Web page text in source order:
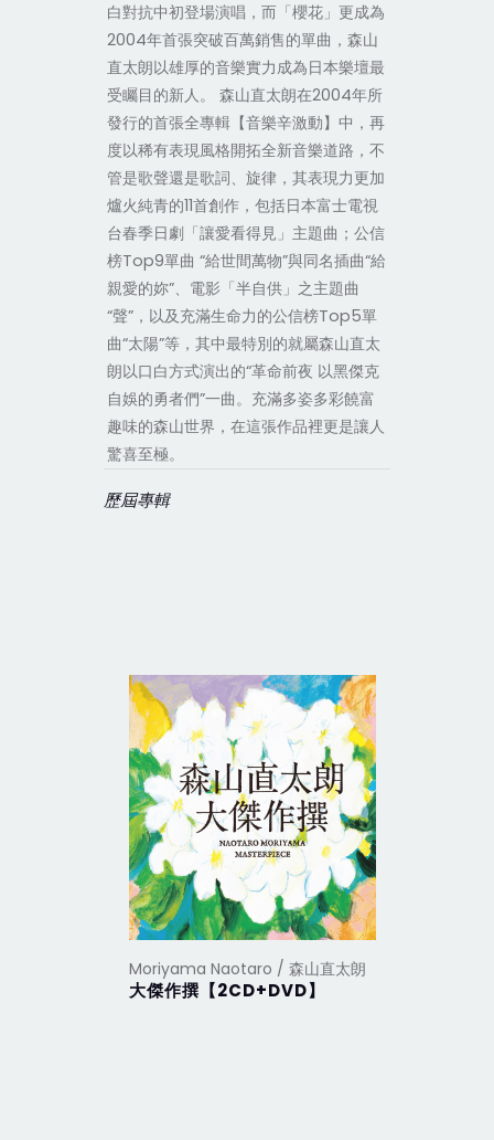
白對抗中初登場演唱，而「櫻花」更成為
2004年首張突破百萬銷售的單曲，森山
直太朗以雄厚的音樂實力成為日本樂壇最
受矚目的新人。 森山直太朗在2004年所
發行的首張全專輯【音樂辛激動】中，再
度以稀有表現風格開拓全新音樂道路，不
管是歌聲還是歌詞、旋律，其表現力更加
爐火純青的11首創作，包括日本富士電視
台春季日劇「讓愛看得見」主題曲；公信
榜Top9單曲 “給世間萬物”與同名插曲“給
親愛的妳”、電影「半自供」之主題曲
“聲”，以及充滿生命力的公信榜Top5單
曲“太陽”等，其中最特別的就屬森山直太
朗以口白方式演出的“革命前夜 以黑傑克
自娛的勇者們”一曲。充滿多姿多彩饒富
趣味的森山世界，在這張作品裡更是讓人
驚喜至極。
歷屆專輯
Moriyama Naotaro / 森山直太朗
大傑作撰【2CD+DVD】